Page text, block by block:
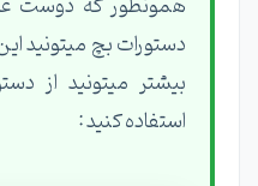
دستورات بچ میتونید
استفاده کنید :